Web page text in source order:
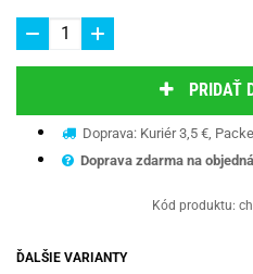
PRIDAŤ
Doprava: Kuriér 3,5 €,
Doprava zdarma na
Kód produktu:
ĎALŠIE VARIANTY